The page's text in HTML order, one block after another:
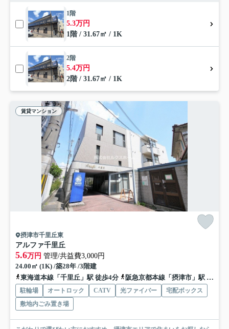
1階
5.3万円
1階 / 31.67㎡ / 1K
2階
5.4万円
2階 / 31.67㎡ / 1K
賃貸マンション
摂津市千里丘東
アルファ千里丘
5.6万円 管理/共益費3,000円
24.00㎡ (1K) /築28年 /3階建
東海道本線「千里丘」駅 徒歩4分
阪急京都本線「摂津市」駅 徒歩7分
駐輪場 オートロック CATV 光ファイバー
宅配ボックス
敷地内ごみ置き場